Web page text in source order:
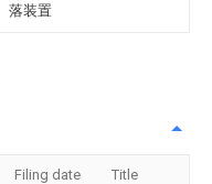
落装置
Filing date Title